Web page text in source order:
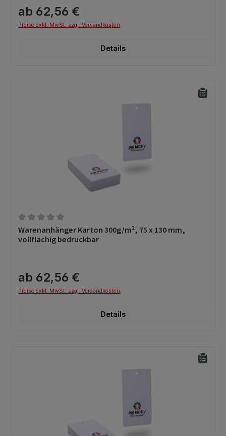
ab 62,56 €
Preise exkl. MwSt. zzgl. Versandkosten
Details
Durchschnittliche Bewertung von 0 von 5 Sternen
Warenanhänger Karton 300g/m², 75 x 130 mm,
vollflächig bedruckbar
ab 62,56 €
Preise exkl. MwSt. zzgl. Versandkosten
Details